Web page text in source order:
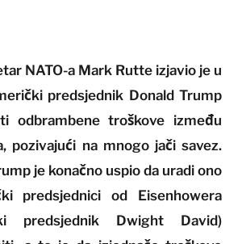
NATO-a Mark Rutte izjavio je u
predsjednik Donald Trump
odbrambene troškove između
pozivajući na mnogo jači savez.
je konačno uspio da uradi ono
predsjednici od Eisenhowera
predsjednik Dwight David)